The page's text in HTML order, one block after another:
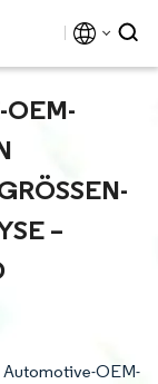
OEM-
U
– W
OEM-